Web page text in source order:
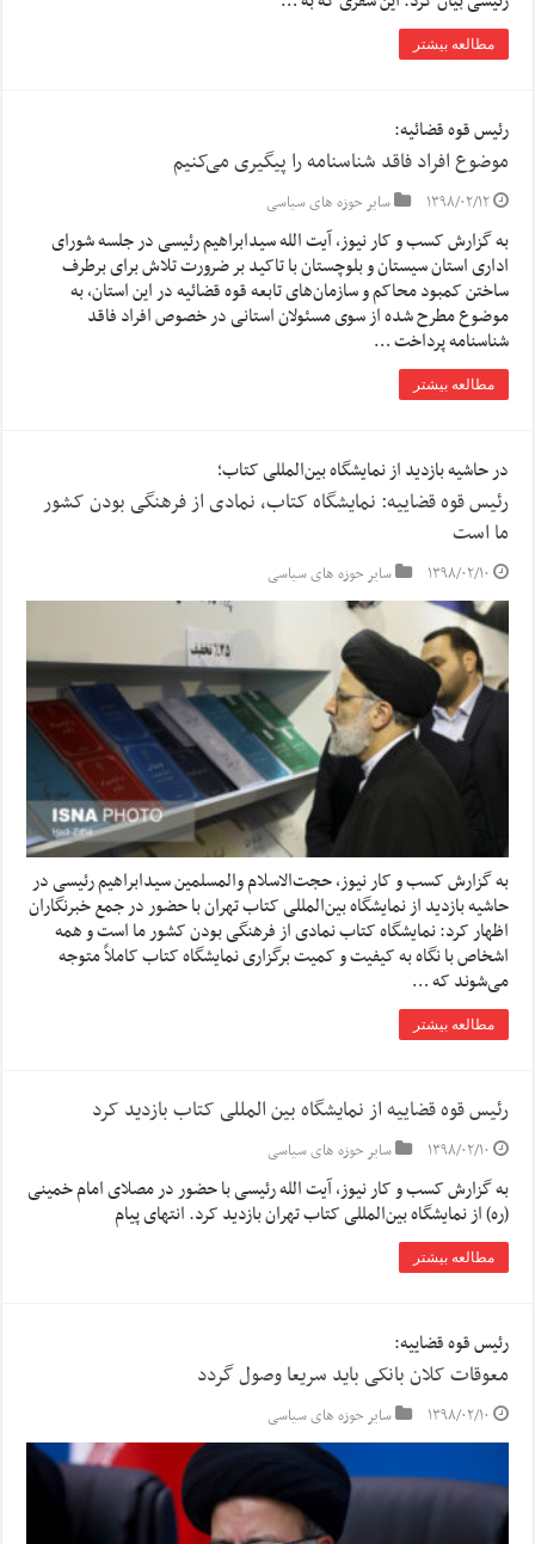
مطالعه بیشتر
رئیس قوه قضائیه:
موضوع افراد فاقد شناسنامه را پیگیری می‌کنیم
۱۳۹۸/۰۲/۱۲ سایر حوزه های سیاسی
به گزارش کسب و کار نیوز، آیت الله سیدابراهیم رئیسی در جلسه شورای
اداری استان سیستان و بلوچستان با تاکید بر ضرورت تلاش برای برطرف
ساختن کمبود محاکم و سازمان‌های تابعه قوه قضائیه در این استان، به
موضوع مطرح شده از سوی مسئولان استانی در خصوص افراد فاقد
شناسنامه پرداخت …
مطالعه بیشتر
در حاشیه بازدید از نمایشگاه بین‌المللی کتاب؛
رئیس قوه قضاییه: نمایشگاه کتاب، نمادی از فرهنگی بودن کشور
ما است
۱۳۹۸/۰۲/۱۰ سایر حوزه های سیاسی
به گزارش کسب و کار نیوز، حجت‌الاسلام والمسلمین سیدابراهیم رئیسی در
حاشیه بازدید از نمایشگاه بین‌المللی کتاب تهران با حضور در جمع خبرنگاران
اظهار کرد: نمایشگاه کتاب نمادی از فرهنگی بودن کشور ما است و همه
اشخاص با نگاه به کیفیت و کمیت برگزاری نمایشگاه کتاب کاملاً متوجه
می‌شوند که …
مطالعه بیشتر
رئیس قوه قضاییه از نمایشگاه بین المللی کتاب بازدید کرد
۱۳۹۸/۰۲/۱۰ سایر حوزه های سیاسی
به گزارش کسب و کار نیوز، آیت الله رئیسی با حضور در مصلای امام خمینی
(ره) از نمایشگاه بین‌المللی کتاب تهران بازدید کرد. انتهای پیام
مطالعه بیشتر
رئیس قوه قضاییه:
معوقات کلان بانکی باید سریعا وصول گردد
۱۳۹۸/۰۲/۱۰ سایر حوزه های سیاسی